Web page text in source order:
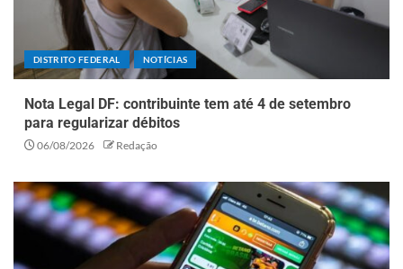
DISTRITO FEDERAL NOTÍCIAS
Nota Legal DF: contribuinte tem até 4 de setembro
para regularizar débitos
06/08/2026 Redação